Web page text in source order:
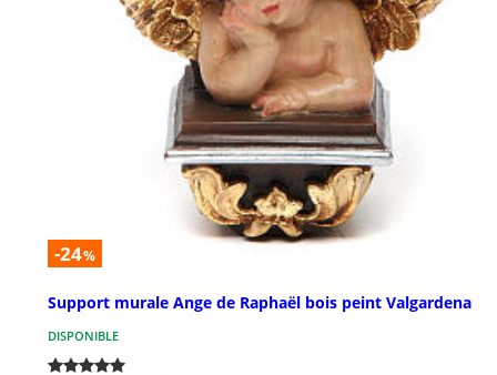
-24%
Support murale Ange de Raphaël bois peint Valgardena
DISPONIBLE